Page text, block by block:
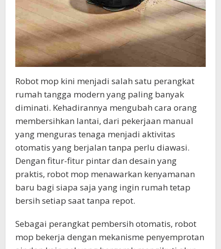
Robot mop kini menjadi salah satu perangkat
rumah tangga modern yang paling banyak
diminati. Kehadirannya mengubah cara orang
membersihkan lantai, dari pekerjaan manual
yang menguras tenaga menjadi aktivitas
otomatis yang berjalan tanpa perlu diawasi.
Dengan fitur-fitur pintar dan desain yang
praktis, robot mop menawarkan kenyamanan
baru bagi siapa saja yang ingin rumah tetap
bersih setiap saat tanpa repot.
Sebagai perangkat pembersih otomatis, robot
mop bekerja dengan mekanisme penyemprotan